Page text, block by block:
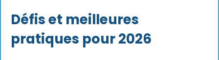
Défis et meilleures
pratiques pour 2026